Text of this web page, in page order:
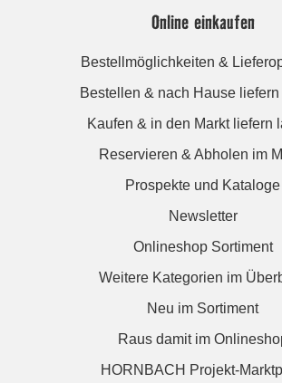
Online einkaufen
Bestellmöglichkeiten &
Bestellen & nach Hause
Kaufen & in den Markt liefern
Reservieren & Abholen im
Prospekte und Kataloge
Newsletter
Onlineshop Sortiment
Weitere Kategorien im
Neu im Sortiment
Raus damit im
HORNBACH Projekt-